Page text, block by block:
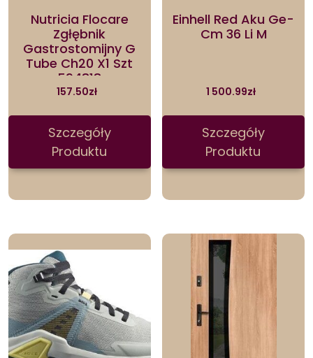
Nutricia Flocare
Zgłębnik
Gastrostomijny G
Tube Ch20 X1 Szt
594818
157.50zł
Szczegóły
Produktu
Einhell Red Aku Ge-
Cm 36 Li M
1 500.99zł
Szczegóły
Produktu